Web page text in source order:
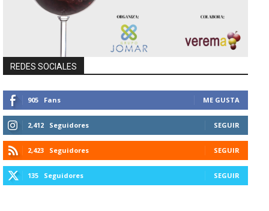
REDES SOCIALES
905 Fans ME GUSTA
2,412 Seguidores SEGUIR
2,423 Seguidores SEGUIR
135 Seguidores SEGUIR